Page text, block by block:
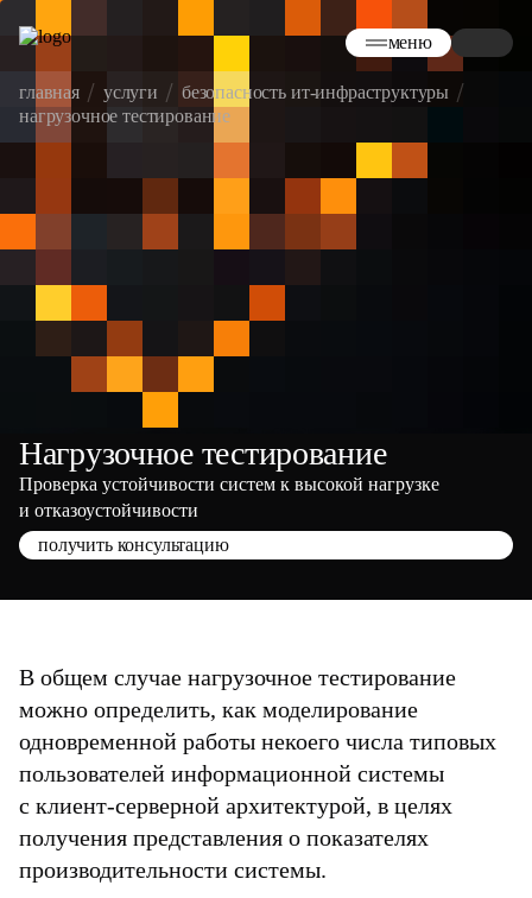
меню
главная услуги
безопасность ит-инфраструктуры
нагрузочное тестирование
Нагрузочное тестирование
Проверка устойчивости систем к высокой нагрузке
и отказоустойчивости
получить консультацию
В общем случае нагрузочное тестирование
можно определить, как моделирование
одновременной работы некоего числа типовых
пользователей информационной системы
с клиент-серверной архитектурой, в целях
получения представления о показателях
производительности системы.